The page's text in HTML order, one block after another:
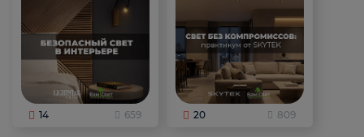
14 659 20 809